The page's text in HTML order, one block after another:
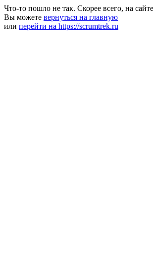
Что-то пошло не так. Скорее всего, на
Вы можете вернуться на главную
или перейти на https://scrumtrek.ru